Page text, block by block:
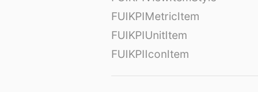
FUIKPIMetricItem
FUIKPIUnitItem
FUIKPIIconItem